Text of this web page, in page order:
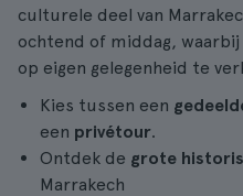
culturele deel van
ochtend of middag,
op eigen gelegenheid te
Kies tussen een
een privétour.
Ontdek de grote
Marrakech